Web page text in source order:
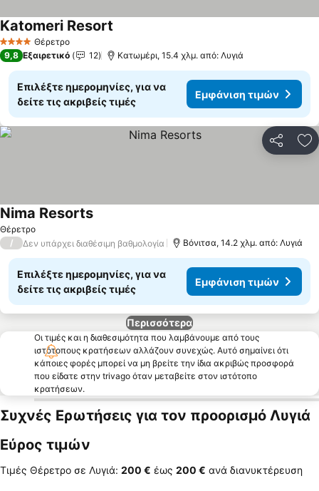
4 ΑστέριαΘέρετρο
Katomeri Resort
9,8 Εξαιρετικό 12 Κατωμέρι, 15.4 χλμ. από: Λυγιά
Επιλέξτε ημερομηνίες, για να
δείτε τις ακριβείς τιμές
Εμφάνιση τιμών
Θέρετρο
Nima Resorts
/ Δεν υπάρχει διαθέσιμη βαθμολογία Βόνιτσα, 14.2 χλμ. από: Λυγιά
Επιλέξτε ημερομηνίες, για να
δείτε τις ακριβείς τιμές
Εμφάνιση τιμών
Περισσότερα
Οι τιμές και η διαθεσιμότητα που λαμβάνουμε από τους
ιστότοπους κρατήσεων αλλάζουν συνεχώς. Αυτό σημαίνει ότι
κάποιες φορές μπορεί να μη βρείτε την ίδια ακριβώς προσφορά
που είδατε στην trivago όταν μεταβείτε στον ιστότοπο
κρατήσεων.
Συχνές Ερωτήσεις για τον προορισμό Λυγιά
Εύρος τιμών
Τιμές Θέρετρο σε Λυγιά: ‎200 € έως ‎200 € ανά διανυκτέρευση